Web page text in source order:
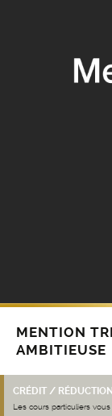
MENTION
AMBITIEUSE
CRÉDIT /
Les cours particuliers